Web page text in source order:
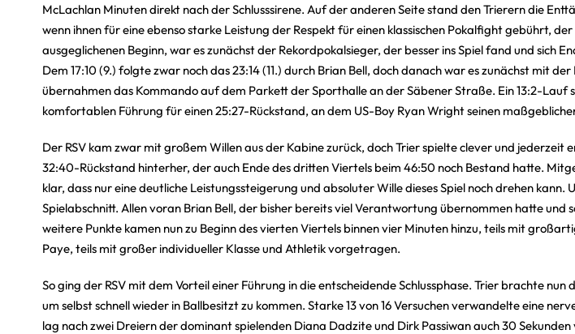
McLachlan Minuten direkt nach der Schlusssirene. Auf der anderen Seite stand den Trierern die
wenn ihnen für eine ebenso starke Leistung der Respekt für einen klassischen Pokalfight gebührt,
ausgeglichenen Beginn, war es zunächst der Rekordpokalsieger, der besser ins Spiel fand und sich
Dem 17:10 (9.) folgte zwar noch das 23:14 (11.) durch Brian Bell, doch danach war es zunächst mit
übernahmen das Kommando auf dem Parkett der Sporthalle an der Säbener Straße. Ein 13:2-Lauf
komfortablen Führung für einen 25:27-Rückstand, an dem US-Boy Ryan Wright seinen
Der RSV kam zwar mit großem Willen aus der Kabine zurück, doch Trier spielte clever und jederzeit
32:40-Rückstand hinterher, der auch Ende des dritten Viertels beim 46:50 noch Bestand hatte.
klar, dass nur eine deutliche Leistungssteigerung und absoluter Wille dieses Spiel noch drehen kann.
Spielabschnitt. Allen voran Brian Bell, der bisher bereits viel Verantwortung übernommen hatte und
weitere Punkte kamen nun zu Beginn des vierten Viertels binnen vier Minuten hinzu, teils mit
Paye, teils mit großer individueller Klasse und Athletik vorgetragen.
So ging der RSV mit dem Vorteil einer Führung in die entscheidende Schlussphase. Trier brachte
um selbst schnell wieder in Ballbesitzt zu kommen. Starke 13 von 16 Versuchen verwandelte eine
lag nach zwei Dreiern der dominant spielenden Diana Dadzite und Dirk Passiwan auch 30